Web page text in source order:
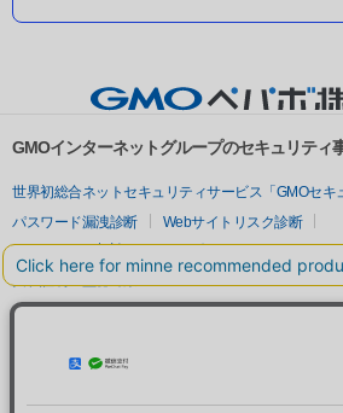
GMOインターネットグループのセキュリティ
世界初総合ネットセキュリティサービス「GMOセキ
パスワード漏洩診断
Webサイトリスク診断
セキュリティ相談AIチャットボット
実在証明・盗聴対策
サイバー攻撃対策（GMOサイバーセキュリティ by
セキュリティ事業の軌跡